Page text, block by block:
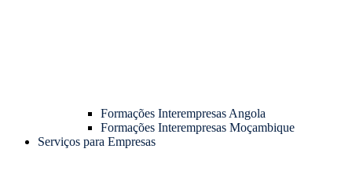
Formações Interempresas Angola
Formações Interempresas Moçambique
Serviços para Empresas